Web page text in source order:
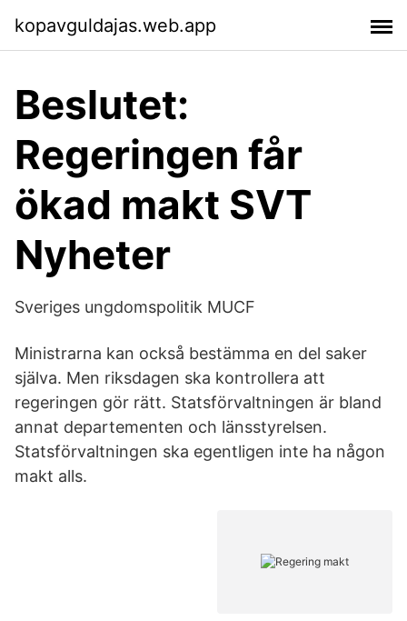
kopavguldajas.web.app
Beslutet:
Regeringen får
ökad makt SVT
Nyheter
Sveriges ungdomspolitik MUCF
Ministrarna kan också bestämma en del saker
själva. Men riksdagen ska kontrollera att
regeringen gör rätt. Statsförvaltningen är bland
annat departementen och länsstyrelsen.
Statsförvaltningen ska egentligen inte ha någon
makt alls.